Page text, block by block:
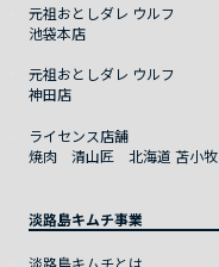
元祖おとしダレ ウルフ
池袋本店
元祖おとしダレ ウルフ
神田店
ライセンス店舗
焼肉 清山匠 北海道 苫小牧
淡路島キムチ事業
淡路島キムチとは